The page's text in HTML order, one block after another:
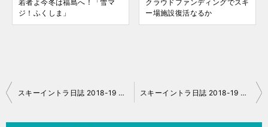
若者よ今冬は福島へ！「雪マ
ジ！ふくしま」
クラウドファンディングでスキ
ー場施設復活なるか
投
スキーイントラ日誌 2018-19 No.24 スキーイントラ日誌 2018-19 No.26